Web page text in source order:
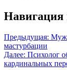
Навигация
Предыдущая:
мастурбации
Далее: Психолог
кардинальных